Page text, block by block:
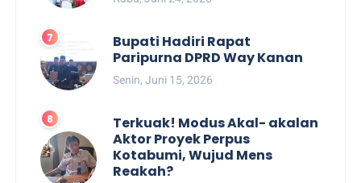
Bupati Hadiri Rapat
Paripurna DPRD Way Kanan
Senin, Juni 15, 2026
Terkuak! Modus Akal- akalan
Aktor Proyek Perpus
Kotabumi, Wujud Mens
Reakah?